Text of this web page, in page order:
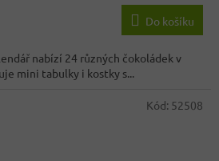
Do košíku
nabízí 24 různých čokoládek v
mini tabulky i kostky s...
Kód: 52508